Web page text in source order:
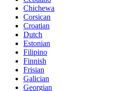
Chichewa
Corsican
Croatian
Dutch
Estonian
Filipino
Finnish
Frisian
Galician
Georgian